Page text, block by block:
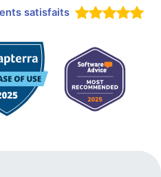
satisfaits